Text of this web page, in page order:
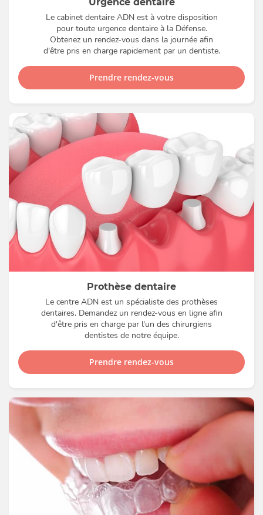
Le cabinet dentaire ADN est à votre disposition
pour toute urgence dentaire à la Défense.
Obtenez un rendez-vous dans la journée afin
d'être pris en charge rapidement par un dentiste.
Prendre rendez-vous
Prothèse dentaire
Le centre ADN est un spécialiste des prothèses
dentaires. Demandez un rendez-vous en ligne afin
d'être pris en charge par l'un des chirurgiens
dentistes de notre équipe.
Prendre rendez-vous